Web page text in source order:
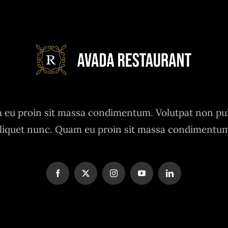
eu proin sit massa condimentum. Volutpat non
nunc. Quam eu proin sit massa